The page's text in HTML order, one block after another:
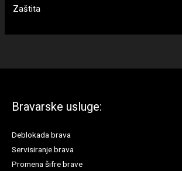
Zaštita
Bravarske usluge:
Deblokada brava
Servisiranje brava
Promena šifre brave